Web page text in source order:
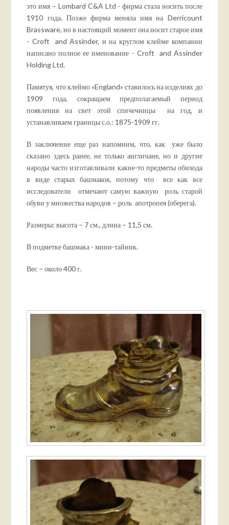
это имя – Lombard C&A Ltd - фирма стала носить после
1910 года. Позже фирма меняла имя на Derricount
Brassware, но в настоящий момент она носит старое имя
- Croft and Assinder, и на круглом клейме компании
написано полное ее именование - Croft and Assinder
Holding Ltd.
Памятуя, что клеймо «England» ставилось на изделиях до
1909 года, сокращаем предполагаемый период
появления на свет этой спичечницы на год, и
устанавливаем границы с.о.: 1875-1909 гг.
В заключение еще раз напомним, что, как уже было
сказано здесь ранее, не только англичане, но и другие
народы часто изготавливали какие-то предметы обихода
в виде старых башмаков, потому что все как все
исследователи отмечают самую важную роль старой
обуви у множества народов – роль апотропея (оберега).
Размеры: высота – 7 см., длина – 11,5 см.
В подметке башмака - мини-тайник.
Вес – около 400 г.